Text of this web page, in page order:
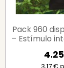
Pack 960
– Estímulo